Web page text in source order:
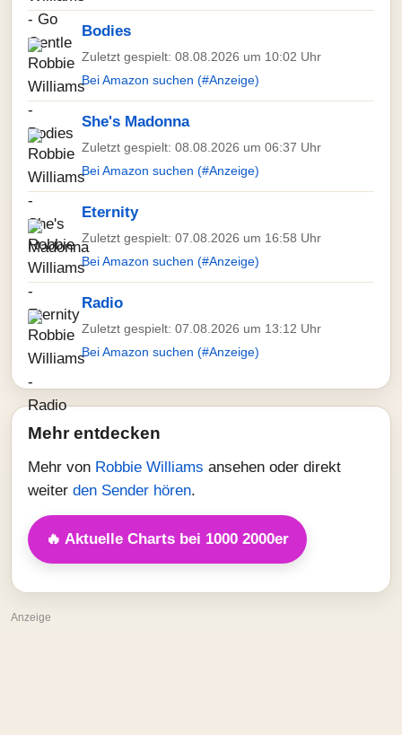
Bodies
Zuletzt gespielt: 08.08.2026 um 10:02 Uhr
Bei Amazon suchen (#Anzeige)
She's Madonna
Zuletzt gespielt: 08.08.2026 um 06:37 Uhr
Bei Amazon suchen (#Anzeige)
Eternity
Zuletzt gespielt: 07.08.2026 um 16:58 Uhr
Bei Amazon suchen (#Anzeige)
Radio
Zuletzt gespielt: 07.08.2026 um 13:12 Uhr
Bei Amazon suchen (#Anzeige)
Mehr entdecken
Mehr von Robbie Williams ansehen oder direkt
weiter den Sender hören.
🔥 Aktuelle Charts bei 1000 2000er
Anzeige